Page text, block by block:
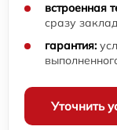
встроенная
сразу
гарантия:
Уточнить